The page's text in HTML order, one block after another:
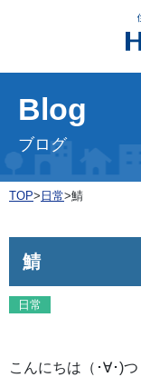
Blog
ブログ
TOP> 日常>鯖
鯖
日常
こんにちは（･∀･)つ